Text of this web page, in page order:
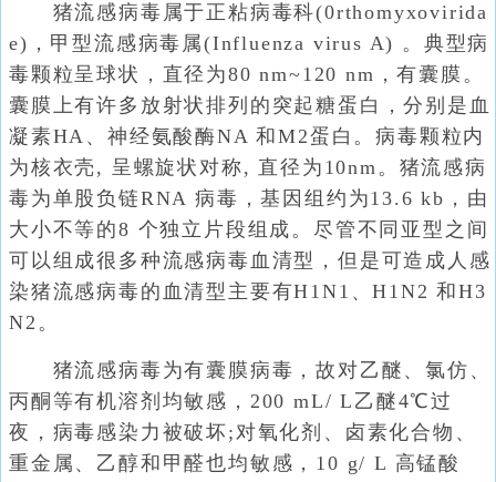
猪流感病毒属于正粘病毒科(0rthomyxovirida
e)，甲型流感病毒属(Influenza virus A) 。典型病
毒颗粒呈球状，直径为80 nm~120 nm，有囊膜。
囊膜上有许多放射状排列的突起糖蛋白，分别是血
凝素HA、神经氨酸酶NA 和M2蛋白。病毒颗粒内
为核衣壳, 呈螺旋状对称, 直径为10nm。猪流感病
毒为单股负链RNA 病毒，基因组约为13.6 kb，由
大小不等的8 个独立片段组成。尽管不同亚型之间
可以组成很多种流感病毒血清型，但是可造成人感
染猪流感病毒的血清型主要有H1N1、H1N2 和H3
N2。
猪流感病毒为有囊膜病毒，故对乙醚、氯仿、
丙酮等有机溶剂均敏感，200 mL/ L乙醚4℃过
夜，病毒感染力被破坏;对氧化剂、卤素化合物、
重金属、乙醇和甲醛也均敏感，10 g/ L 高锰酸